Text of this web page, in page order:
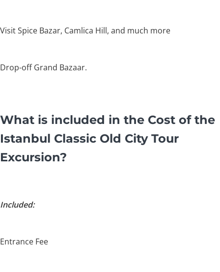
Visit Spice Bazar, Camlica Hill, and much more
Drop-off Grand Bazaar.
What is included in the Cost of the
Istanbul Classic Old City Tour
Excursion?
Included:
Entrance Fee